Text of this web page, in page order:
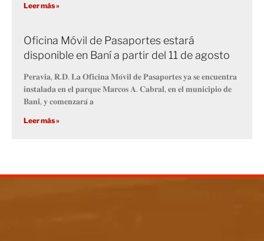
Leer más »
Oficina Móvil de Pasaportes estará
disponible en Baní a partir del 11 de agosto
𝐏𝐞𝐫𝐚𝐯𝐢𝐚, 𝐑.𝐃. 𝐋𝐚 𝐎𝐟𝐢𝐜𝐢𝐧𝐚 𝐌𝐨́𝐯𝐢𝐥 𝐝𝐞 𝐏𝐚𝐬𝐚𝐩𝐨𝐫𝐭𝐞𝐬 𝐲𝐚 𝐬𝐞 𝐞𝐧𝐜𝐮𝐞𝐧𝐭𝐫𝐚
𝐢𝐧𝐬𝐭𝐚𝐥𝐚𝐝𝐚 𝐞𝐧 𝐞𝐥 𝐩𝐚𝐫𝐪𝐮𝐞 𝐌𝐚𝐫𝐜𝐨𝐬 𝐀. 𝐂𝐚𝐛𝐫𝐚𝐥, 𝐞𝐧 𝐞𝐥 𝐦𝐮𝐧𝐢𝐜𝐢𝐩𝐢𝐨 𝐝𝐞
𝐁𝐚𝐧𝐢́, 𝐲 𝐜𝐨𝐦𝐞𝐧𝐳𝐚𝐫𝐚́ 𝐚
Leer más »